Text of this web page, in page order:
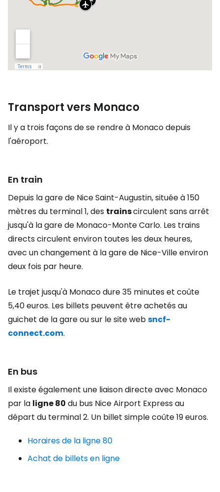
Transport vers Monaco
Il y a trois façons de se rendre à Monaco depuis
l'aéroport.
En train
Depuis la gare de Nice Saint-Augustin, située à 150
mètres du terminal 1, des trainscirculent sans arrêt
jusqu'à la gare de Monaco-Monte Carlo. Les trains
directs circulent environ toutes les deux heures,
avec un changement à la gare de Nice-Ville environ
deux fois par heure.
Le trajet jusqu'à Monaco dure 35 minutes et coûte
5,40 euros. Les billets peuvent être achetés au
guichet de la gare ou sur le site websncf-
connect.com.
En bus
Il existe également une liaison directe avec Monaco
par la ligne 80 du bus Nice Airport Express au
départ du terminal 2. Un billet simple coûte 19 euros.
Horaires de la ligne 80
Achat de billets en ligne